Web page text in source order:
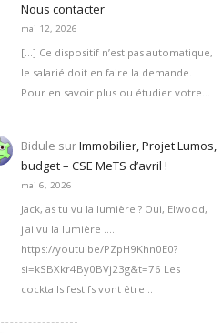
Nous contacter
mai 12, 2026
[…] Ce dispositif n’est pas automatique,
le salarié doit en faire la demande.
Pour en savoir plus ou étudier votre…
Bidule surImmobilier, Projet Lumos,
budget – CSE MeTS d’avril !
mai 6, 2026
Jack, as tu vu la lumière ? Oui, Elwood,
j'ai vu la lumière .....
https://youtu.be/PZpH9Khn0E0?
si=kSBXkr4By0BVj23g&t=76 Les
cocktails festifs vont être…